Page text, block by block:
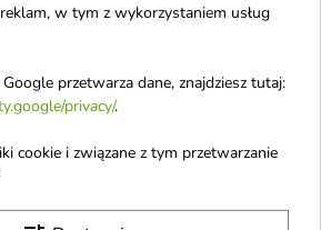
wygładza ją i przywraca
w tym z wykorzystaniem usług
przetwarza dane, znajdziesz tutaj:
privacy/.
cookie i związane z tym przetwarzanie